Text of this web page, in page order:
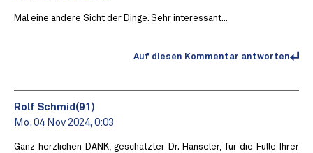
Mal eine andere Sicht der Dinge. Sehr interessant...
Auf diesen Kommentar antworten
Rolf Schmid(91)
Mo. 04 Nov 2024, 0:03
Ganz herzlichen DANK, geschätzter Dr. Hänseler, für die Fülle Ihrer